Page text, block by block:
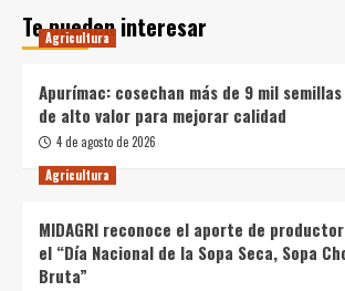
Te pueden interesar
Agricultura
Apurímac: cosechan más de 9 mil
de alto valor para mejorar calidad
4 de agosto de 2026
Agricultura
MIDAGRI reconoce el aporte de
el “Día Nacional de la Sopa Seca, Sopa
Bruta”